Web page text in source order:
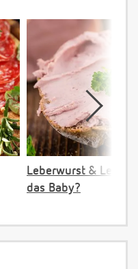
Leberwurst & Leber:
das Baby?